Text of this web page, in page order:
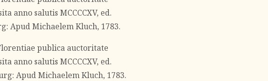
anno salutis MCCCCXV, ed.
Apud Michaelem Kluch, 1783.
publica auctoritate
anno salutis MCCCCXV, ed.
Apud Michaelem Kluch, 1783.